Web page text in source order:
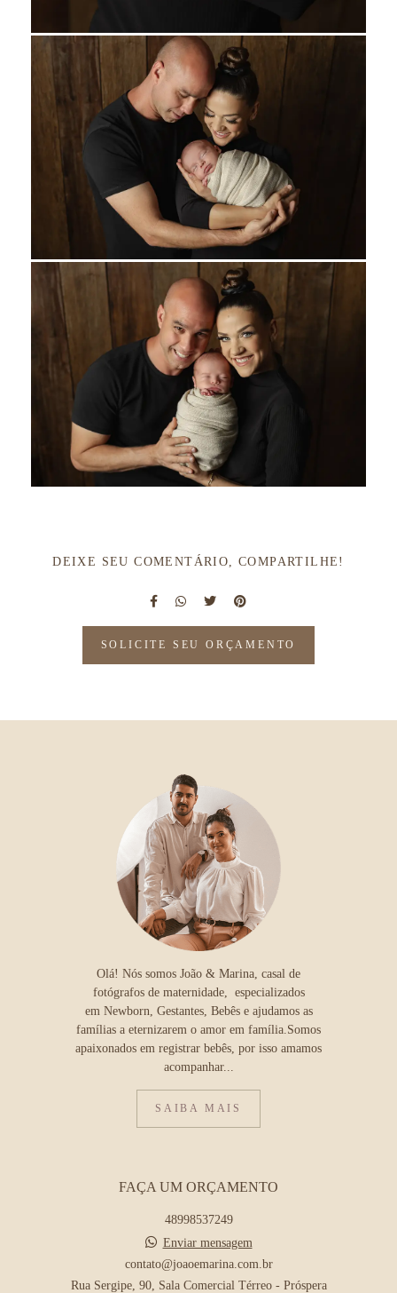
DEIXE SEU COMENTÁRIO, COMPARTILHE!
SOLICITE SEU ORÇAMENTO
Olá! Nós somos João & Marina, casal de
fotógrafos de maternidade, especializados
em Newborn, Gestantes, Bebês e ajudamos as
famílias a eternizarem o amor em família.Somos
apaixonados em registrar bebês, por isso amamos
acompanhar...
SAIBA MAIS
FAÇA UM ORÇAMENTO
48998537249
Enviar mensagem
contato@joaoemarina.com.br
Rua Sergipe, 90, Sala Comercial Térreo - Próspera